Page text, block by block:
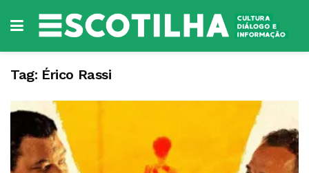
Tag: Érico Rassi